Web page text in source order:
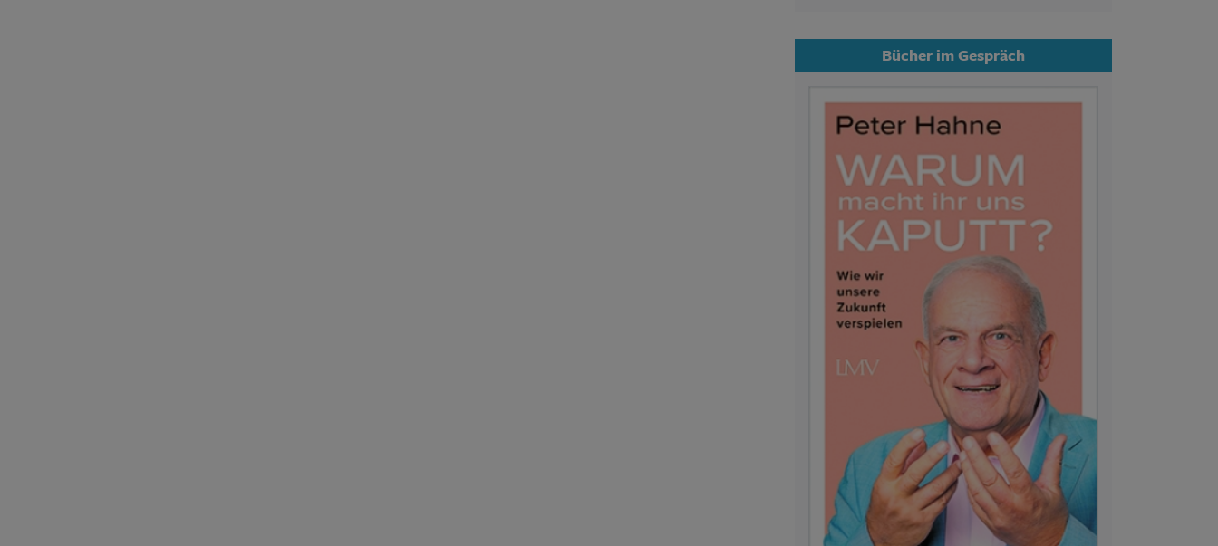
Bücher im Gespräch